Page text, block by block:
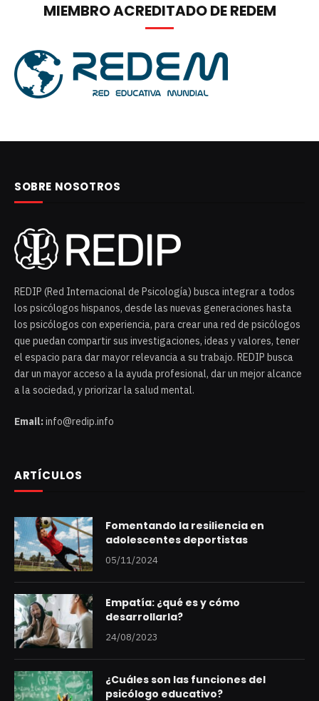
MIEMBRO ACREDITADO DE REDEM
SOBRE NOSOTROS
REDIP (Red Internacional de Psicología) busca integrar a todos
los psicólogos hispanos, desde las nuevas generaciones hasta
los psicólogos con experiencia, para crear una red de psicólogos
que puedan compartir sus investigaciones, ideas y valores, tener
el espacio para dar mayor relevancia a su trabajo. REDIP busca
dar un mayor acceso a la ayuda profesional, dar un mejor alcance
a la sociedad, y priorizar la salud mental.
Email:info@redip.info
ARTÍCULOS
Fomentando la resiliencia en
adolescentes deportistas
05/11/2024
Empatía: ¿qué es y cómo
desarrollarla?
24/08/2023
¿Cuáles son las funciones del
psicólogo educativo?